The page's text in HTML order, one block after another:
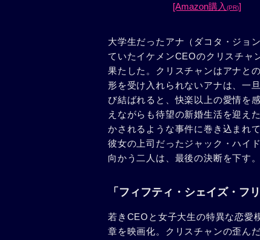
[Amazon購入(PR)]
大学生だったアナ（ダコタ・ジョ
ていたイケメンCEOのクリスチャ
果たした。クリスチャンはアナと
形を受け入れられないアナは、一
び結ばれると、快楽以上の愛情を
えながらも待望の新婚生活を迎え
かされるような事件に巻き込まれ
彼女の上司だったジャック・ハイ
向かう二人は、最後の決断を下す。
「フィフティ・シェイズ・フ
若きCEOと女子大生の特異な恋愛
章を映画化。クリスチャンの歪ん